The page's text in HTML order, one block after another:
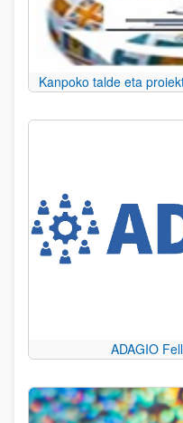
Kanpoko talde eta
ADAGIO